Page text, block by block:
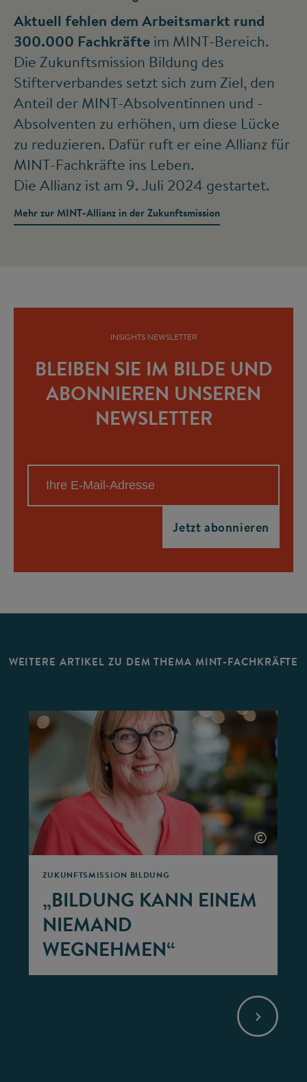
Aktuell fehlen dem Arbeitsmarkt rund
300.000 Fachkräfte im MINT-Bereich.
Die Zukunftsmission Bildung des
Stifterverbandes setzt sich zum Ziel, den
Anteil der MINT-Absolventinnen und -
Absolventen zu erhöhen, um diese Lücke
zu reduzieren. Dafür ruft er eine Allianz für
MINT-Fachkräfte ins Leben.
Die Allianz ist am 9. Juli 2024 gestartet.
Mehr zur MINT-Allianz in der Zukunftsmission
INSIGHTS NEWSLETTER
BLEIBEN SIE IM BILDE UND
ABONNIEREN UNSEREN
NEWSLETTER
WEITERE ARTIKEL ZU DEM THEMA MINT-FACHKRÄFTE
ZUKUNFTSMISSION BILDUNG
„BILDUNG KANN EINEM
NIEMAND
WEGNEHMEN“
©